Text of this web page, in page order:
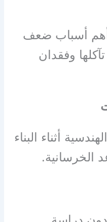
أسباب ضعف
وفقدان
أثناء البناء
الخرسانية.